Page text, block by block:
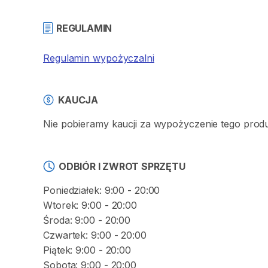
REGULAMIN
Regulamin wypożyczalni
KAUCJA
Nie pobieramy kaucji za wypożyczenie tego
ODBIÓR I ZWROT SPRZĘTU
Poniedziałek: 9:00 - 20:00
Wtorek: 9:00 - 20:00
Środa: 9:00 - 20:00
Czwartek: 9:00 - 20:00
Piątek: 9:00 - 20:00
Sobota: 9:00 - 20:00